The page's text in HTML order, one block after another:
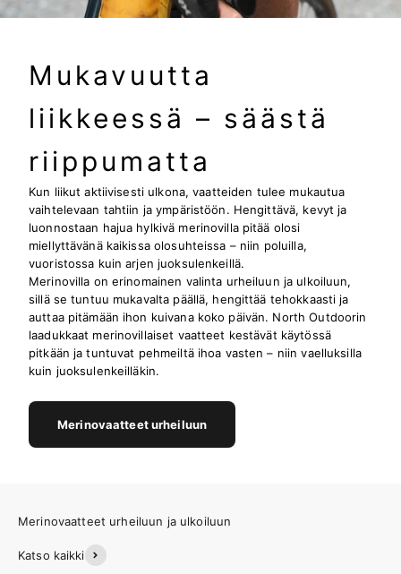
Mukavuutta
liikkeessä – säästä
riippumatta
Kun liikut aktiivisesti ulkona, vaatteiden tulee mukautua
vaihtelevaan tahtiin ja ympäristöön. Hengittävä, kevyt ja
luonnostaan hajua hylkivä merinovilla pitää olosi
miellyttävänä kaikissa olosuhteissa – niin poluilla,
vuoristossa kuin arjen juoksulenkeillä.
Merinovilla on erinomainen valinta urheiluun ja ulkoiluun,
sillä se tuntuu mukavalta päällä, hengittää tehokkaasti ja
auttaa pitämään ihon kuivana koko päivän. North Outdoorin
laadukkaat merinovillaiset vaatteet kestävät käytössä
pitkään ja tuntuvat pehmeiltä ihoa vasten – niin vaelluksilla
kuin juoksulenkeilläkin.
Merinovaatteet urheiluun
Katso kaikki